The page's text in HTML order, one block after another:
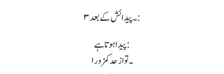
۳۔ پیدائش کے بعد :
پیدا ہوتا ہے:
۱۔ تو از حد کمزور